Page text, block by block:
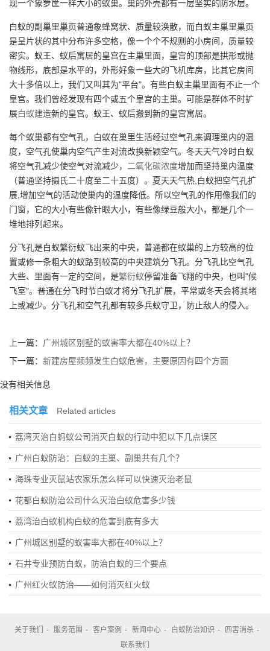
现一个象箩筐一样大小的蚁巢。巢的外壳都有一层坚实的防水层。
白蚁的副巢里巢页普通象蜂窝状、质量较涣散，而白蚁主巢里巢页
是呈片状的其中分布许多空格，像一个个不规则的小房间，质量较
密实。蚁王、蚁后寓居的皇宫在主巢里面，皇宫的顶部是拱形或抛
物线形，底部是水平的，外形好象一些大的飞机库房，比其它房间
大十多倍以上，我们又叫其为"平台"。有些白蚁主巢里面有不止一个
皇宫。我们曾经发现有四个或五个皇宫的主巢。可能是群体不时扩
展白蚁建造新的皇宫。蚁王、蚁后搬到新的皇宫寓居。
每个蚁巢都有空气孔，白蚁在巢里生活经过空气孔来调理巢内的温
度，空气孔使巢内空气产生对流改换新颖空气。冬天天气冷时白蚁
将空气孔减少使空气对流减少，
二氧化碳浓度增加而坚持巢内温度
（普通坚持摄氏二十度至二十五度）。夏天天气热,白蚁把空气孔扩
展,增加空气的活动使巢内的温度降低。所以空气孔的作用像我们的
门窗，它的大小有些像针眼大小，有些像绿豆般大小，都是几个一
堆地排列起来。
分飞孔是白蚁繁衍蚁飞出来的中央，普通都在蚁巢的上方较高的位
置或修一条粗大的蚁路到较高的中央建筑分飞孔。分飞孔比空气孔
大些、里面有一定的空间，是繁衍蚁停留准备飞翔的中央，也叫"候
飞室"。普通在分飞时节白蚁才将分飞孔扩展，平常或冬天会将其堵
上或减少。分飞孔和空气孔都有较多兵蚁守卫，防止敌人的侵入。
上一篇： 广州城区别墅的蚁害率大都在40%以上？
下一篇： 新建房屋频频发生白蚁危害，主要原因有四个方面
没有相关信息
相关文章 Related articles
荔湾灭治白蚂蚁公司消灭白蚁的行动中犯以下几点误区
广州白蚁防治：白蚁的主巢、副巢共有几个？
海珠专业灭鼠站农家乐怎么样可以快速灭治老鼠
花都白蚁防治公司什么灭治白蚁危害多少钱
荔湾治白蚁机构白蚁的危害到底有多大
广州城区别墅的蚁害率大都在40%以上？
石井专业预防白蚁，防治白蚁的三个要点
广州红火蚁防治——如何消灭红火蚁
关于我们 - 服务范围 - 客户案例 - 新闻中心 - 白蚁防治知识 - 四害消杀 -
联系我们